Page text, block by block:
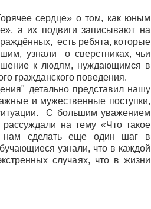
сердце» о том, как юным
а их подвиги записывают на
есть ребята, которые
узнали о сверстниках, чьи
к людям, нуждающимся в
гражданского поведения.
детально представил нашу
и мужественные поступки,
С большим уважением
на тему «Что такое
нам сделать еще один шаг в
узнали, что в каждой
случаях, что в жизни